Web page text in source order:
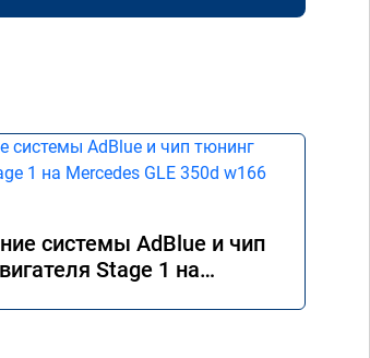
системы AdBlue и чип
Stage 1 на